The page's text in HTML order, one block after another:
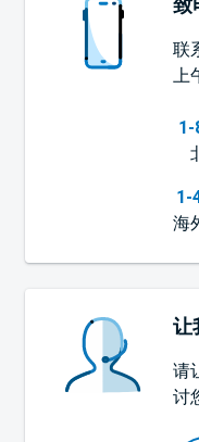
致
联
上
1-
海
让
请
讨